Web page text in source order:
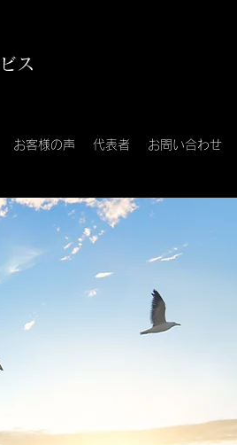
ス
お客様の声 代表者 お問い合わせ